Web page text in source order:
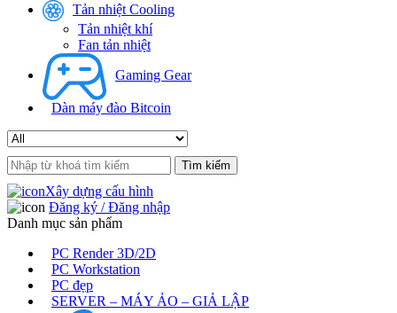
Tản nhiệt Cooling
Tản nhiệt khí
Fan tản nhiệt
Gaming Gear
Dàn máy đào Bitcoin
Search
for:
Xây dựng cấu hình
Đăng ký / Đăng nhập
Danh mục sản phẩm
PC Render 3D/2D
PC Workstation
PC đẹp
SERVER – MÁY ẢO – GIẢ LẬP